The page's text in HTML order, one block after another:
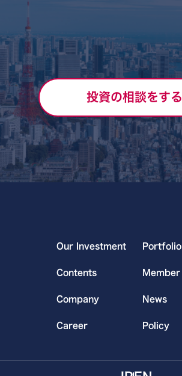
投資の相談をする
Our Investment Portfolio
Contents Member
Company News
Career Policy